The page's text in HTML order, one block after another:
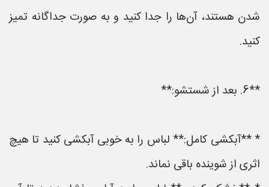
شدن هستند، آن‌ها را جدا کنید و به صورت جداگانه تمیز
کنید.
**6. بعد از شستشو:**
* **آبکشی کامل:** لباس را به خوبی آبکشی کنید تا هیچ
اثری از شوینده باقی نماند.